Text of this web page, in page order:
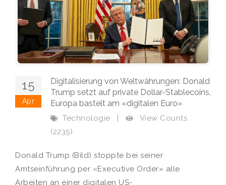
15
Apr
Digitalisierung von Weltwährungen: Donald
Trump setzt auf private Dollar-Stablecoins,
Europa bastelt am «digitalen Euro»
Technologie
View Counts
(2235)
Donald Trump (Bild) stoppte bei seiner
Amtseinführung per «Executive Order» alle
Arbeiten an einer digitalen US-